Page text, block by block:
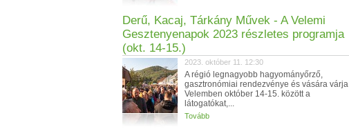
Derű, Kacaj, Tárkány Művek - A Velemi
Gesztenyenapok 2023 részletes programja
(okt. 14-15.)
2023. október 11. 12:30
A régió legnagyobb hagyományőrző,
gasztronómiai rendezvénye és vására várja
Velemben október 14-15. között a
látogatókat,...
Tovább